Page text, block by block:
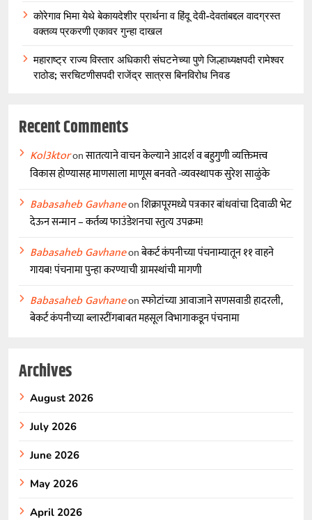
कोरेगाव भिमा येथे बेकायदेशीर प्रार्थना व हिंदू देवी-देवतांबद्दल वादग्रस्त
वक्तव्य प्रकरणी एकावर गुन्हा दाखल
महाराष्ट्र राज्य विस्तार अधिकारी संघटनेच्या पुणे जिल्हाध्यक्षपदी रामेश्वर
राठोड; सरचिटणीसपदी राजेंद्र सात्रस बिनविरोध निवड
Recent Comments
Kol3ktoronसातत्याने वाचन केल्याने आदर्श व बहुगुणी व्यक्तिमत्त्व
विकास होण्यासह माणसाला माणूस बनवते -व्यवस्थापक सुरेश साळुंके
Babasaheb Gavhaneonशिक्रापूरमध्ये पत्रकार बांधवांचा दिवाळी भेट
देऊन सन्मान – कर्तव्य फाउंडेशनचा स्तुत्य उपक्रम!
Babasaheb Gavhaneonबेकर्ट कंपनीच्या पंचनाम्यातून ११ वाहने
गायब! पंचनामा पुन्हा करण्याची ग्रामस्थांची मागणी
Babasaheb Gavhaneonस्फोटांच्या आवाजाने सणसवाडी हादरली,
बेकर्ट कंपनीच्या ब्लास्टींगबाबत महसूल विभागाकडून पंचनामा
Archives
August 2026
July 2026
June 2026
May 2026
April 2026